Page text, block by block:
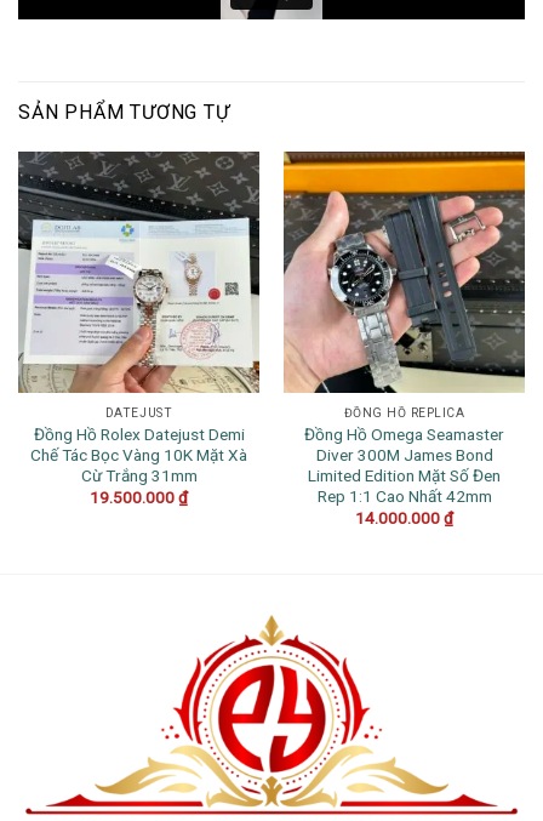
SẢN PHẨM TƯƠNG TỰ
DATEJUST
Đồng Hồ Rolex Datejust Demi
Chế Tác Bọc Vàng 10K Mặt Xà
Cừ Trắng 31mm
19.500.000₫
ĐỒNG HỒ REPLICA
Đồng Hồ Omega Seamaster
Diver 300M James Bond
Limited Edition Mặt Số Đen
Rep 1:1 Cao Nhất 42mm
14.000.000₫